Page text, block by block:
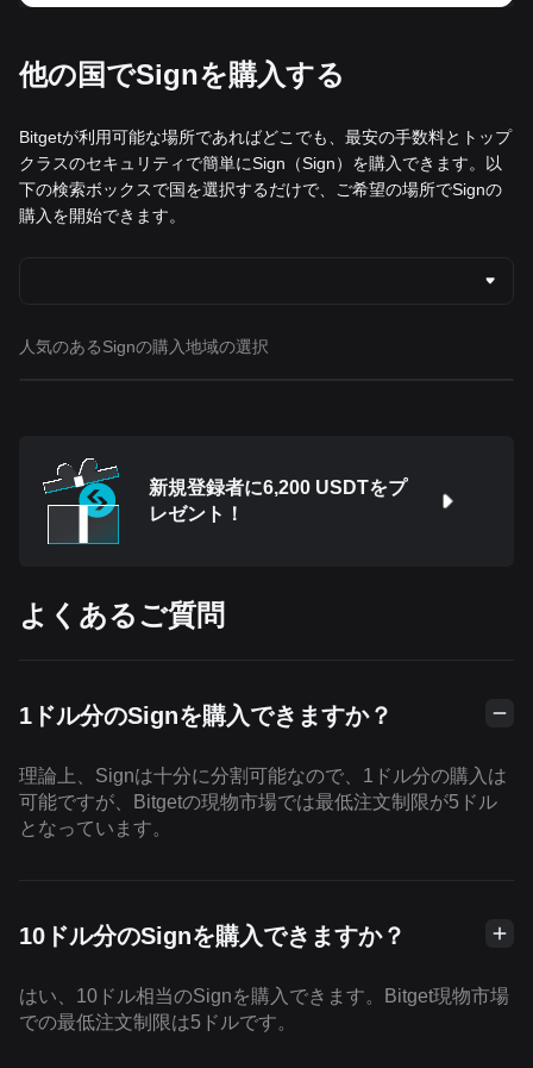
他の国でSignを購入する
Bitgetが利用可能な場所であればどこでも、最安の手数料とトップ
クラスのセキュリティで簡単にSign（Sign）を購入できます。以
下の検索ボックスで国を選択するだけで、ご希望の場所でSignの
購入を開始できます。
人気のあるSignの購入地域の選択
新規登録者に6,200 USDTをプ
レゼント！
よくあるご質問
1ドル分のSignを購入できますか？
理論上、Signは十分に分割可能なので、1ドル分の購入は
可能ですが、Bitgetの現物市場では最低注文制限が5ドル
となっています。
10ドル分のSignを購入できますか？
はい、10ドル相当のSignを購入できます。Bitget現物市場
での最低注文制限は5ドルです。